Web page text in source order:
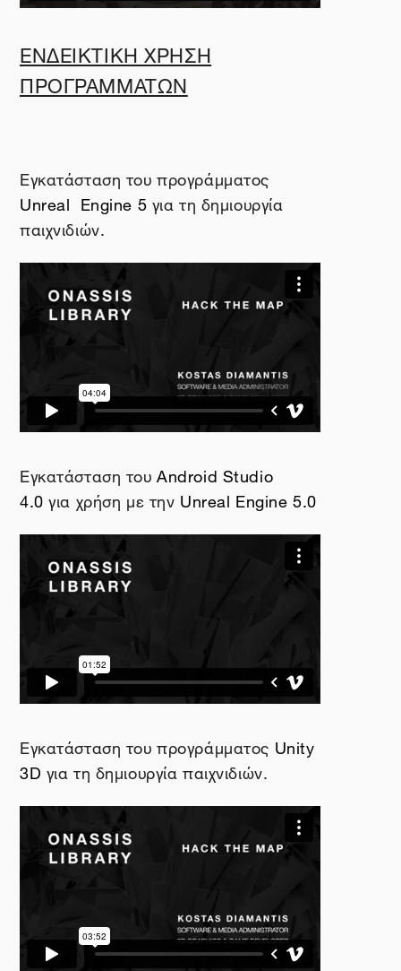
ΕΝΔΕΙΚΤΙΚΗ ΧΡΗΣΗ
ΠΡΟΓΡΑΜΜΑΤΩΝ
Εγκατάσταση του προγράμματος
Unreal Engine 5για τη δημιουργία
παιχνιδιών.
Εγκατάσταση τουAndroid Studio
4.0για χρήση με την Unreal Engine 5.0
Εγκατάσταση του προγράμματος Unity
3D για τη δημιουργία παιχνιδιών.